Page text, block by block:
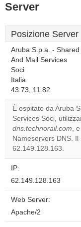
Server
Posizione Server
Aruba S.p.a. - Shared
And Mail Services
Soci
Italia
43.73, 11.82
È ospitato da Aruba
Services Soci,
dns.technorail.com, e
Nameservers DNS.
62.149.128.163.
IP:
62.149.128.163
Web Server:
Apache/2